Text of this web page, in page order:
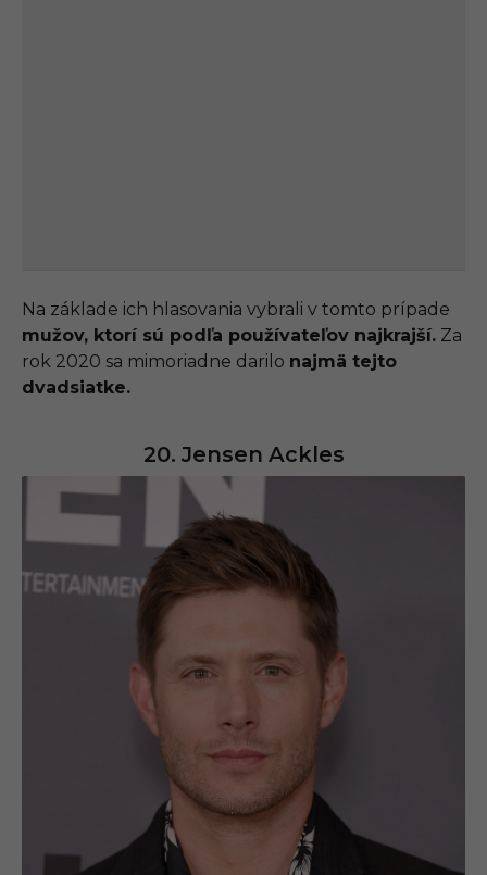
Na základe ich hlasovania vybrali v tomto prípade
mužov, ktorí sú podľa používateľov najkrajší. Za
rok 2020 sa mimoriadne darilo najmä tejto
dvadsiatke.
20. Jensen Ackles